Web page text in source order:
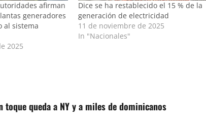
afirman
generadores
al sistema
2025
Dice se ha restablecido el 15 % de la
generación de electricidad
11 de noviembre de 2025
In "Nacionales"
toque queda a NY y a miles de dominicanos